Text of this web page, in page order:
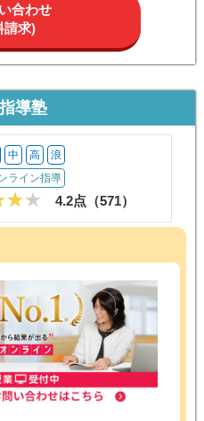
合わせ
請求)
導塾
中 高 浪
ライン指導
4.2点（571）